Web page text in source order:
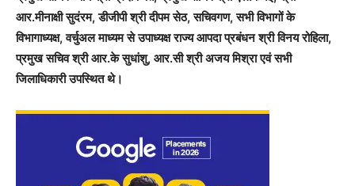
आर.मीनाक्षी सुदंरम, डीजीपी श्री दीपम सेठ, सचिवगण, सभी विभागों के
विभागाध्यक्ष, वर्चुअल माध्यम से उपाध्यक्ष राज्य आपदा प्रबंधन श्री विनय रोहिला,
प्रमुख सचिव श्री आर.के सुधांशु, आर.सी श्री अजय मिश्रा एवं सभी
जिलाधिकारी उपस्थित थे।